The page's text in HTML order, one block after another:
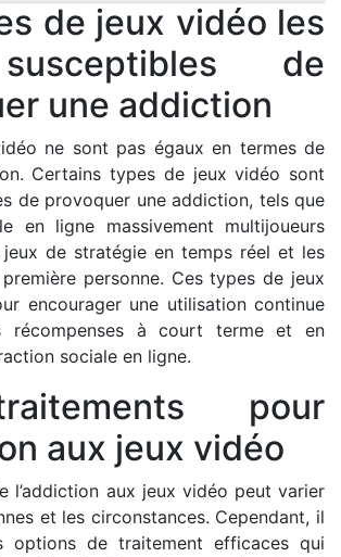
de jeux vidéo les
de
une addiction
ne sont pas égaux en termes de
Certains types de jeux vidéo sont
de provoquer une addiction, tels que
en ligne massivement multijoueurs
jeux de stratégie en temps réel et les
personne. Ces types de jeux
encourager une utilisation continue
récompenses à court terme et en
sociale en ligne.
pour
aux jeux vidéo
l’addiction aux jeux vidéo peut varier
et les circonstances. Cependant, il
options de traitement efficaces qui